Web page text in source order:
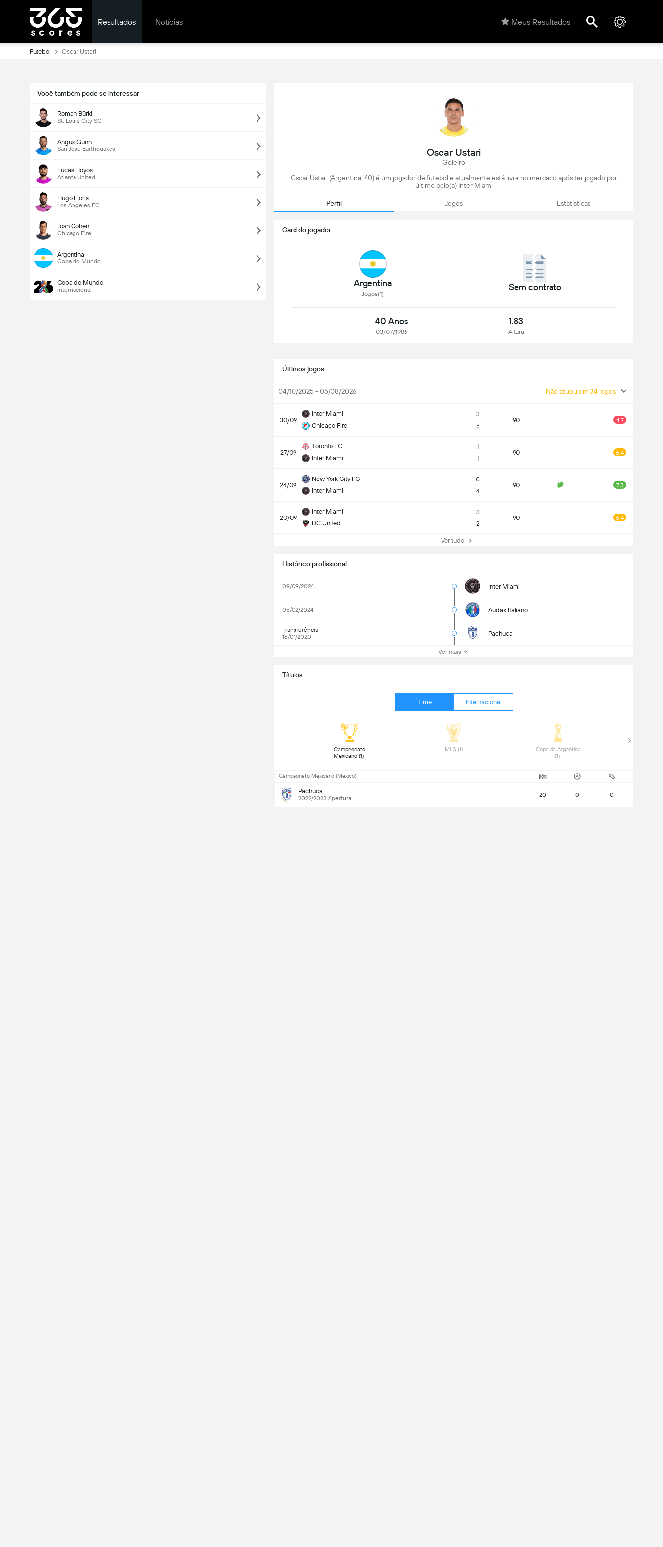
Resultados Notícias Meus Resultados
Futebol Oscar Ustari
Você também pode se interessar
Roman Bürki
St. Louis City SC
Angus Gunn
San Jose Earthquakes
Lucas Hoyos
Atlanta United
Hugo Lloris
Los Angeles FC
Josh Cohen
Chicago Fire
Argentina
Copa do Mundo
Copa do Mundo
Internacional
Oscar Ustari
Goleiro
Oscar Ustari (Argentina, 40) é um jogador de futebol e atualmente está livre no mercado após ter jogado por
último pelo(a) Inter Miami
Perfil Jogos Estatísticas
Card do jogador
Argentina
Jogos(1)
Sem contrato
40 Anos
03/07/1986
1.83
Altura
Últimos jogos
04/10/2025 - 05/08/2026 Não atuou em 34 jogos
30/09
Inter Miami
Chicago Fire
3
5
90 4.7
27/09
Toronto FC
Inter Miami
1
1
90 6.4
24/09
New York City FC
Inter Miami
0
4
90 7.3
20/09
Inter Miami
DC United
3
2
90 6.4
Ver tudo
Histórico profissional
09/09/2024 Inter Miami
05/02/2024 Audax Italiano
Transferência
16/01/2020
Pachuca
Ver mais
Títulos
Time Internacional
Campeonato
MLS (1)
Copa da Argentina
(1)
Campeonato Mexicano (México)
Pachuca
2022/2023 Apertura 20 0 0